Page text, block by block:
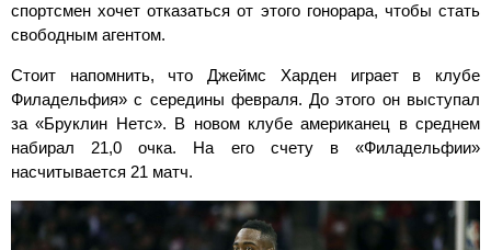
спортсмен хочет отказаться от этого гонорара, чтобы стать
свободным агентом.
Стоит напомнить, что Джеймс Харден играет в клубе
Филадельфия» с середины февраля. До этого он выступал
за «Бруклин Нетс». В новом клубе американец в среднем
набирал 21,0 очка. На его счету в «Филадельфии»
насчитывается 21 матч.